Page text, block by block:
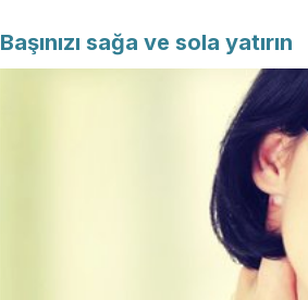
Başınızı sağa ve sola yatırın